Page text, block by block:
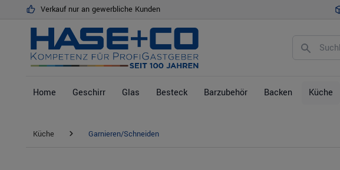
Zur Hauptnavigation springen
Verkauf nur an gewerbliche Kunden
Home Geschirr Glas Besteck Barzubehör Backen Küche
Küche Garnieren/Schneiden